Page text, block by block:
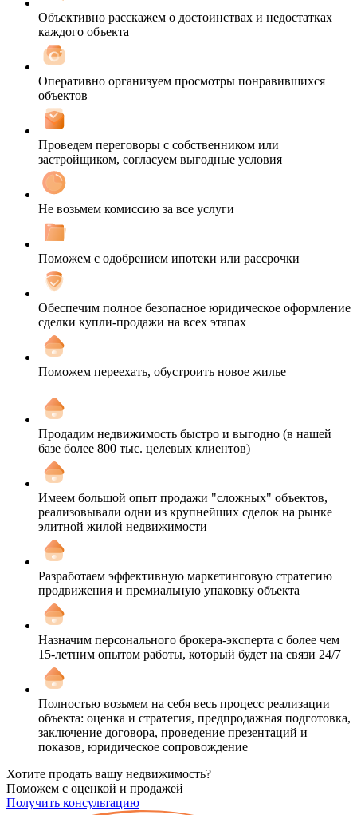
Объективно расскажем о достоинствах и недостатках
каждого объекта
Оперативно организуем просмотры понравившихся
объектов
Проведем переговоры с собственником или
застройщиком, согласуем выгодные условия
Не возьмем комиссию за все услуги
Поможем с одобрением ипотеки или рассрочки
Обеспечим полное безопасное юридическое оформление
сделки купли-продажи на всех этапах
Поможем переехать, обустроить новое жилье
Продадим недвижимость быстро и выгодно (в нашей
базе более 800 тыс. целевых клиентов)
Имеем большой опыт продажи "сложных" объектов,
реализовывали одни из крупнейших сделок на рынке
элитной жилой недвижимости
Разработаем эффективную маркетинговую стратегию
продвижения и премиальную упаковку объекта
Назначим персонального брокера-эксперта с более чем
15-летним опытом работы, который будет на связи 24/7
Полностью возьмем на себя весь процесс реализации
объекта: оценка и стратегия, предпродажная подготовка,
заключение договора, проведение презентаций и
показов, юридическое сопровождение
Хотите продать вашу недвижимость?
Поможем с оценкой и продажей
Получить консультацию